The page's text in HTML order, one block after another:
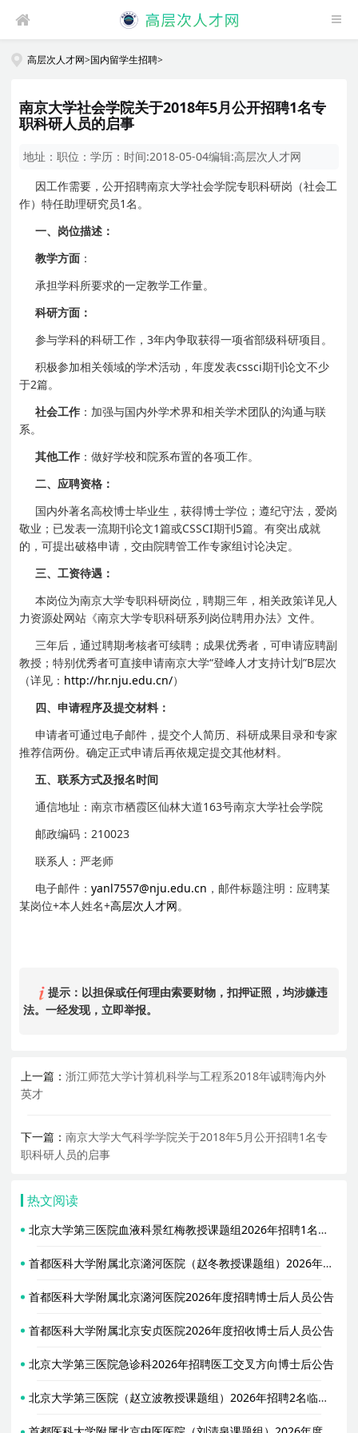
高层次人才网>国内留学生招聘>
南京大学社会学院关于2018年5月公开招聘1名专
职科研人员的启事
地址：职位：学历： 时间:2018-05-04编辑:高层次人才网
因工作需要，公开招聘南京大学社会学院专职科研岗（社会工
作）特任助理研究员1名。
一、岗位描述：
教学方面 ：
承担学科所要求的一定教学工作量。
科研方面：
参与学科的科研工作，3年内争取获得一项省部级科研项目。
积极参加相关领域的学术活动，年度发表cssci期刊论文不少
于2篇。
社会工作 ：加强与国内外学术界和相关学术团队的沟通与联
系。
其他工作 ：做好学校和院系布置的各项工作。
二、应聘资格：
国内外著名高校博士毕业生，获得博士学位；遵纪守法，爱岗
敬业；已发表一流期刊论文1篇或CSSCI期刊5篇。有突出成就
的，可提出破格申请，交由院聘管工作专家组讨论决定。
三、工资待遇：
本岗位为南京大学专职科研岗位，聘期三年，相关政策详见人
力资源处网站《南京大学专职科研系列岗位聘用办法》文件。
三年后，通过聘期考核者可续聘；成果优秀者，可申请应聘副
教授；特别优秀者可直接申请南京大学“登峰人才支持计划”B层次
（详见： http://hr.nju.edu.cn/）
四、申请程序及提交材料：
申请者可通过电子邮件，提交个人简历、科研成果目录和专家
推荐信两份。确定正式申请后再依规定提交其他材料。
五、联系方式及报名时间
通信地址：南京市栖霞区仙林大道163号南京大学社会学院
邮政编码：210023
联系人：严老师
电子邮件：yanl7557@nju.edu.cn ，邮件标题注明：应聘某
某岗位+本人姓名+高层次人才网。
提示：以担保或任何理由索要财物，扣押证照，均涉嫌违
法。一经发现，立即举报。
上一篇：浙江师范大学计算机科学与工程系2018年诚聘海内外
英才
下一篇：南京大学大气科学学院关于2018年5月公开招聘1名专
职科研人员的启事
热文阅读
北京大学第三医院血液科景红梅教授课题组2026年招聘1名博士后启事
首都医科大学附属北京潞河医院（赵冬教授课题组）2026年招聘2名博士后
首都医科大学附属北京潞河医院2026年度招聘博士后人员公告
首都医科大学附属北京安贞医院2026年度招收博士后人员公告
北京大学第三医院急诊科2026年招聘医工交叉方向博士后公告
北京大学第三医院（赵立波教授课题组）2026年招聘2名临床药学/临床药理学等生物医学相关方向博士后